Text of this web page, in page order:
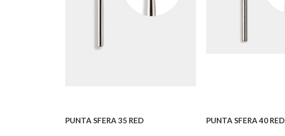
PUNTA SFERA 35 RED PUNTA SFERA 40 RED